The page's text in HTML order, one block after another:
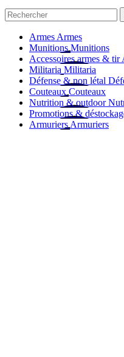
Armes Armes
Munitions Munitions
Accessoires armes & tir
Militaria Militaria
Défense & non létal
Couteaux Couteaux
Nutrition & outdoor
Promotions &
Armuriers Armuriers